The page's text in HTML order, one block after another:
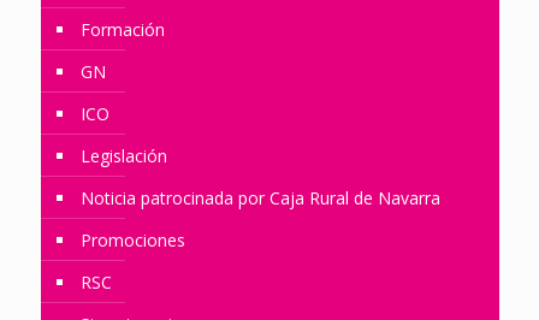
Formación
GN
ICO
Legislación
Noticia patrocinada por Caja Rural de Navarra
Promociones
RSC